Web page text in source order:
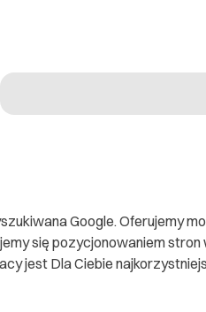
Google. Oferujemy
się pozycjonowaniem
jest Dla Ciebie